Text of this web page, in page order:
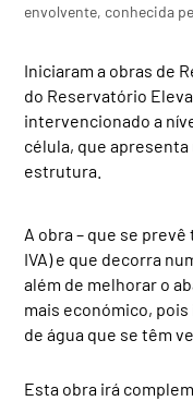
envolvente, conhecida
Iniciaram a obras de
do Reservatório
intervencionado a
célula, que
estrutura.
A obra – que se
IVA) e que decorra
além de melhorar o
mais económico,
de água que se têm
Esta obra irá